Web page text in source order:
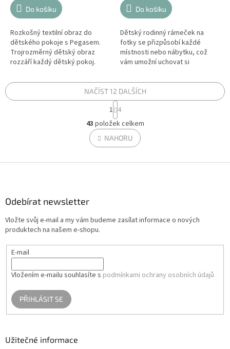
Do košíku
Rozkošný textilní obraz do
dětského pokoje s Pegasem.
Trojrozměrný dětský obraz
rozzáří každý dětský pokoj.
bude obraz na stěně vypadat
Do košíku
Dětský rodinný rámeček na
fotky se přizpůsobí každé
místnosti nebo nábytku, což
vám umožní uchovat si
vás. Vytříbený design a sladká
dekorace do...
O
v
l
á
v
k
v
i
NAČÍST 12 DALŠÍCH
S
t
r
á
n
k
v
1 4
43 položek celkem
NAHORU
Odebírat newsletter
Vložte svůj e-mail a my vám budeme zasílat informace o nových
produktech na našem e-shopu.
E-mail
Vložením e-mailu souhlasíte s podmínkami ochrany osobních údajů
PŘIHLÁSIT SE
Užitečné informace